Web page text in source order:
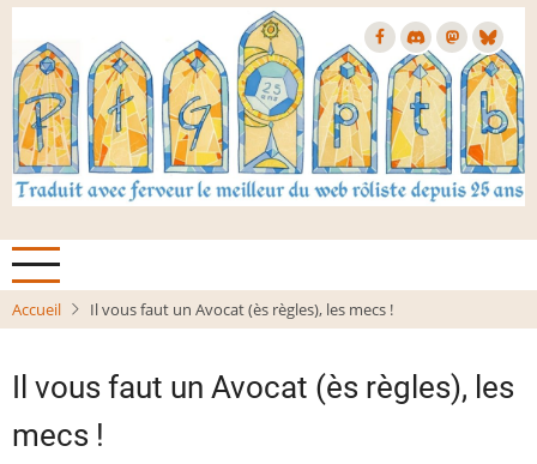
Aller
contenu
principal
Accueil Il vous faut un Avocat (ès règles), les mecs !
Il vous faut un Avocat (ès règles), les
mecs !